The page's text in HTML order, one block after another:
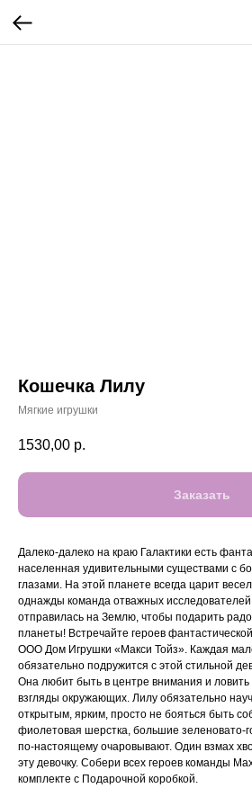
Кошечка Лилу
Мягкие игрушки
1530,00 р.
Заказать
Далеко-далеко на краю Галактики есть
населенная удивительными существами с
глазами. На этой планете всегда царит
однажды команда отважных исследователей
отправилась на Землю, чтобы подарить
планеты! Встречайте героев
ООО Дом Игрушки «Макси Тойз». Каждая
обязательно подружится с этой стильной
Она любит быть в центре внимания и
взгляды окружающих. Лилу обязательно
открытым, ярким, просто не бояться быть
фиолетовая шерстка, большие зеленовато-
по-настоящему очаровывают. Один взмах
эту девочку. Собери всех героев команды
комплекте с Подарочной коробкой.